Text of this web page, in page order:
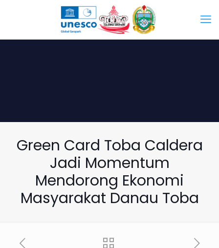
Green Card Toba Caldera
Jadi Momentum
Mendorong Ekonomi
Masyarakat Danau Toba